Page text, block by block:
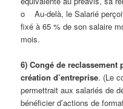
o Au-delà, le Salarié
fixé à 65 % de son salaire
mois.
6) Congé de
création d’entreprise. (Le
permettrait aux salariés de
bénéficier d’actions de